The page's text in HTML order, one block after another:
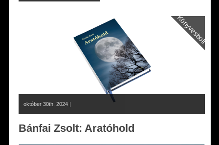
Könyvesbolt
október 30th, 2024 |
Bánfai Zsolt: Aratóhold